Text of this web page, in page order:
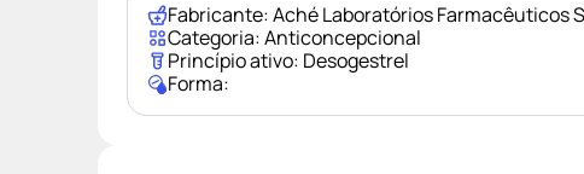
9º
Fabricante:Aché Laboratórios Farmacêuticos
Categoria:Anticoncepcional
Princípio ativo: Desogestrel
Forma: